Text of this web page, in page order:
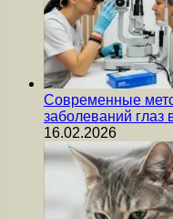
Современные
заболеваний глаз
16.02.2026